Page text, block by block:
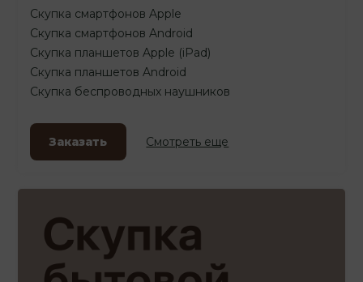
Скупка смартфонов Apple
Скупка смартфонов Android
Скупка планшетов Apple (iPad)
Скупка планшетов Android
Скупка беспроводных наушников
Заказать Смотреть еще